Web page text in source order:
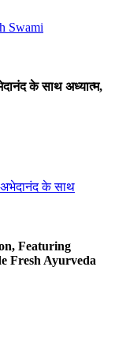
के साथ अध्यात्म,
Featuring
Fresh Ayurveda